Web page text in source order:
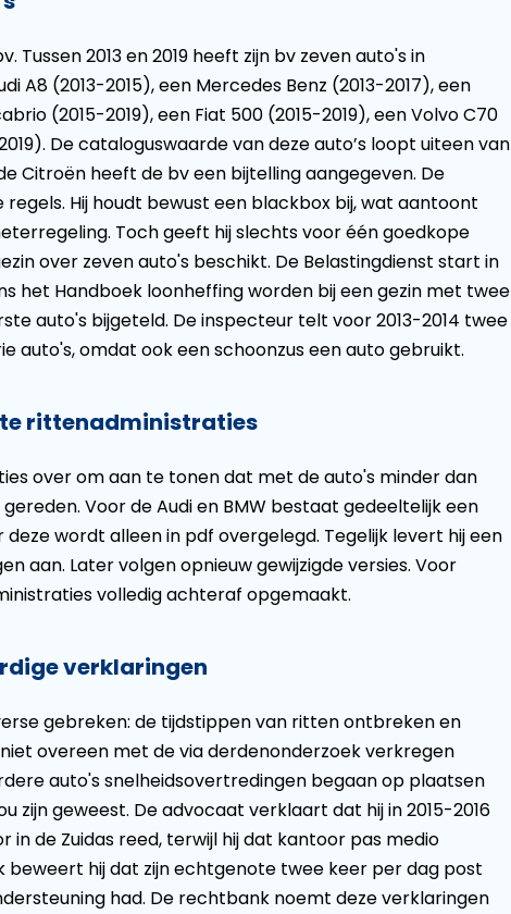
Tussen 2013 en 2019 heeft zijn bv zeven auto's in
A8 (2013-2015), een Mercedes Benz (2013-2017), een
(2015-2019), een Fiat 500 (2015-2019), een Volvo C70
De cataloguswaarde van deze auto’s loopt uiteen van
Citroën heeft de bv een bijtelling aangegeven. De
Hij houdt bewust een blackbox bij, wat aantoont
Toch geeft hij slechts voor één goedkope
over zeven auto's beschikt. De Belastingdienst start in
het Handboek loonheffing worden bij een gezin met twee
auto's bijgeteld. De inspecteur telt voor 2013-2014 twee
auto's, omdat ook een schoonzus een auto gebruikt.
rittenadministraties
over om aan te tonen dat met de auto's minder dan
Voor de Audi en BMW bestaat gedeeltelijk een
wordt alleen in pdf overgelegd. Tegelijk levert hij een
aan. Later volgen opnieuw gewijzigde versies. Voor
volledig achteraf opgemaakt.
verklaringen
gebreken: de tijdstippen van ritten ontbreken en
overeen met de via derdenonderzoek verkregen
auto's snelheidsovertredingen begaan op plaatsen
zijn geweest. De advocaat verklaart dat hij in 2015-2016
in de Zuidas reed, terwijl hij dat kantoor pas medio
beweert hij dat zijn echtgenote twee keer per dag post
had. De rechtbank noemt deze verklaringen